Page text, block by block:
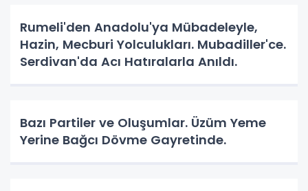
Rumeli'den Anadolu'ya Mübadeleyle,
Hazin, Mecburi Yolculukları. Mubadiller'ce.
Serdivan'da Acı Hatıralarla Anıldı.
Bazı Partiler ve Oluşumlar. Üzüm Yeme
Yerine Bağcı Dövme Gayretinde.